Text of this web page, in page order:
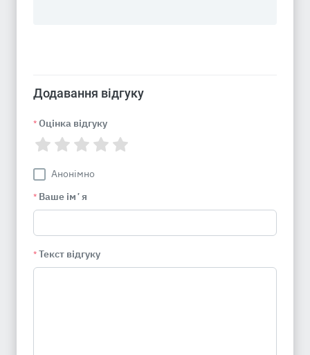
Додавання відгуку
* Оцінка відгуку
Анонімно
* Ваше імʼя
* Текст відгуку